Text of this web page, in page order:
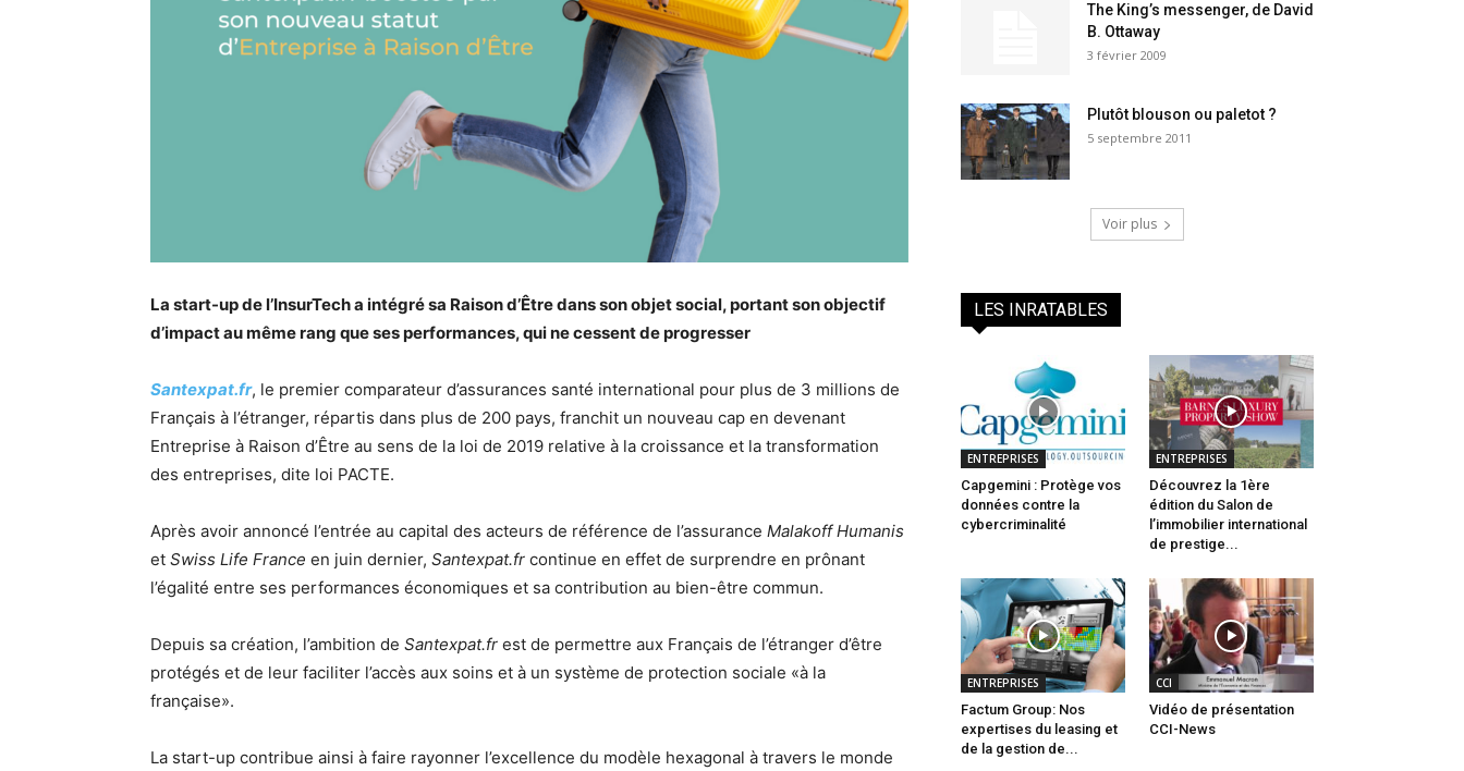
La start-up de l’InsurTech a intégré sa Raison d’Être dans son objet social, portant son objectif
d’impact au même rang que ses performances, qui ne cessent de progresser
Santexpat.fr, le premier comparateur d’assurances santé international pour plus de 3 millions de
Français à l’étranger, répartis dans plus de 200 pays, franchit un nouveau cap en devenant
Entreprise à Raison d’Être au sens de la loi de 2019 relative à la croissance et la transformation
des entreprises, dite loi PACTE.
Après avoir annoncé l’entrée au capital des acteurs de référence de l’assurance Malakoff Humanis
et Swiss Life France en juin dernier, Santexpat.fr continue en effet de surprendre en prônant
l’égalité entre ses performances économiques et sa contribution au bien-être commun.
Depuis sa création, l’ambition de Santexpat.fr est de permettre aux Français de l’étranger d’être
protégés et de leur faciliter l’accès aux soins et à un système de protection sociale «à la
française».
La start-up contribue ainsi à faire rayonner l’excellence du modèle hexagonal à travers le monde
The King’s messenger, de David
B. Ottaway
3 février 2009
Plutôt blouson ou paletot ?
5 septembre 2011
Voir plus
LES INRATABLES
ENTREPRISES
Capgemini : Protège vos
données contre la
cybercriminalité
ENTREPRISES
Découvrez la 1ère
édition du Salon de
l’immobilier international
de prestige...
ENTREPRISES
Factum Group: Nos
expertises du leasing et
de la gestion de...
CCI
Vidéo de présentation
CCI-News